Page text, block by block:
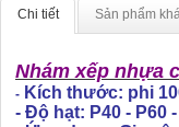
Chi tiết Sản phẩm
Nhám xếp nhựa
- Kích thước: phi
- Độ hạt: P40 - P60